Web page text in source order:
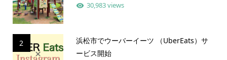
30,983 views
2
浜松市でウーバーイーツ （UberEats）サ
ービス開始